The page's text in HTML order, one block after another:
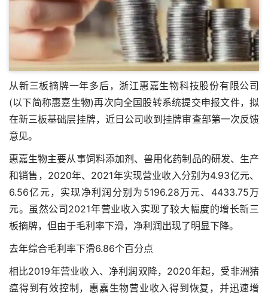
从新三板摘牌一年多后，浙江惠嘉生物科技股份有限公司
(以下简称惠嘉生物)再次向全国股转系统提交申报文件，拟
在新三板基础层挂牌，近日公司收到挂牌审查部第一次反馈
意见。
惠嘉生物主要从事饲料添加剂、兽用化药制品的研发、生产
和销售，2020年、2021年实现营业收入分别为4.93亿元、
6.56亿元，实现净利润分别为5196.28万元、4433.75万
元。虽然公司2021年营业收入实现了较大幅度的增长新三
板摘牌，但由于毛利率下滑，净利润出现了明显下降。
去年综合毛利率下滑6.86个百分点
相比2019年营业收入、净利润双降，2020年起，受非洲猪
瘟得到有效控制，惠嘉生物营业收入得到恢复，并迅速增